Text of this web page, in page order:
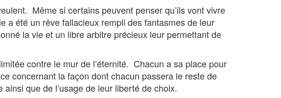
Même si certains peuvent penser qu’ils vont vivre
a été un rêve fallacieux rempli des fantasmes de leur
la vie et un libre arbitre précieux leur permettant de
contre le mur de l’éternité. Chacun a sa place pour
concernant la façon dont chacun passera le reste de
que de l’usage de leur liberté de choix.